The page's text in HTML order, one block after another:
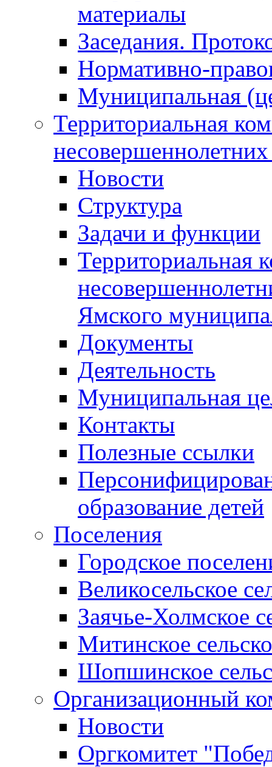
материалы
Заседания.
Нормативно-
Муниципальная
Территориальная
Новости
Структура
Задачи и функции
Территориальная
Ямского
Документы
Деятельность
Муниципальная
Контакты
Полезные ссылки
образование детей
Поселения
Городское
Великосельское
Заячье-Холмское
Митинское
Шопшинское
Организационный
Новости
Оргкомитет